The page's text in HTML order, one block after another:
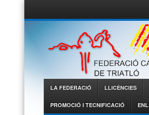
Federació
Catalana de
Triatló
Menu
LA FEDERACIÓ LLICÈNCIES
PROMOCIÓ I TECNIFICACIÓ